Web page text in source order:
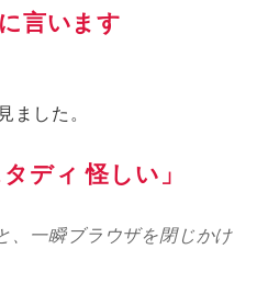
言います
ました。
ディ 怪しい」
、一瞬ブラウザを閉じかけ